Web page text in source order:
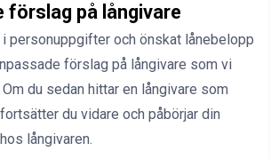
förslag på långivare
personuppgifter och önskat lånebelopp
förslag på långivare som vi
du sedan hittar en långivare som
du vidare och påbörjar din
långivaren.